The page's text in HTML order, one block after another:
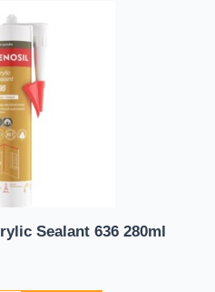
Sealant 636 280ml